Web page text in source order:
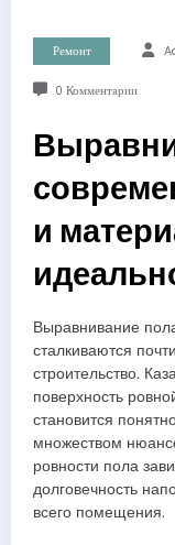
Ремонт
0 Комментарии
и
Выравнивание
сталкиваются
строительство.
поверхность
становится
множеством
ровности пола
долговечность
всего помещения.